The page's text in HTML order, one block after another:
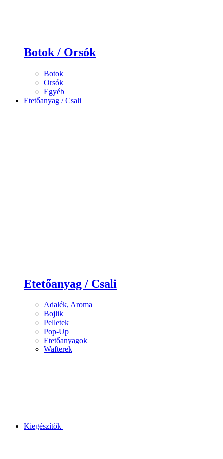
Botok / Orsók
Botok
Orsók
Egyéb
Etetőanyag / Csali
Etetőanyag / Csali
Adalék, Aroma
Bojlik
Pelletek
Pop-Up
Etetőanyagok
Wafterek
Kiegészítők